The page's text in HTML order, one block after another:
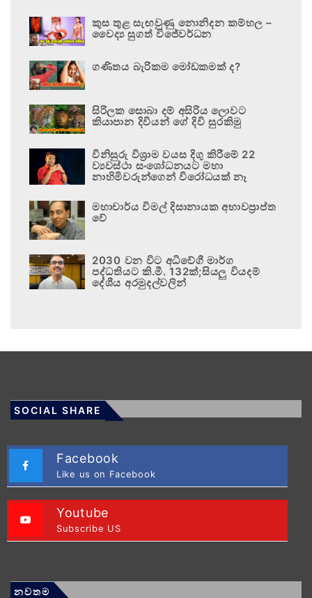
කුස තුළ සැඟවුණු නොනිදන කම්හල –
වෛද්‍ය සුගත් විජේවර්ධන
ගණිතය බැරිකම මෝඩකමක් ද?
සිරිලක සොබා දම් අසිරිය ලොවට
කියාපාන දිවියන් ගේ දිවි සුරකිමු
විනිසුරු විශ්‍රාම වයස දිගු කිරීමේ 22
ව්‍යවස්ථා සංශෝධනයට මහා
නාහිමිවරුන්ගෙන් විරෝධයක් නෑ
මහාචාර්ය විමල් දිසානායක අභාවප්‍රාප්ත
වේ
2030 වන විට අධිවේගී මාර්ග
පද්ධතියට කි.මී. 132ක්;සියලු වියදම්
දේශීය අරමුදල්වලින්
SOCIAL SHARE
Facebook
Like us on Facebook
Youtube
Subscribe US
නවතම